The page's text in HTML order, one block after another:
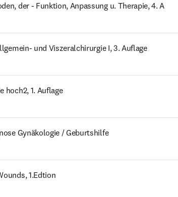
der - Funktion, Anpassung u. Therapie, 4. A
und Viszeralchirurgie I, 3. Auflage
hoch2, 1. Auflage
Gynäkologie / Geburtshilfe
1.Edtion